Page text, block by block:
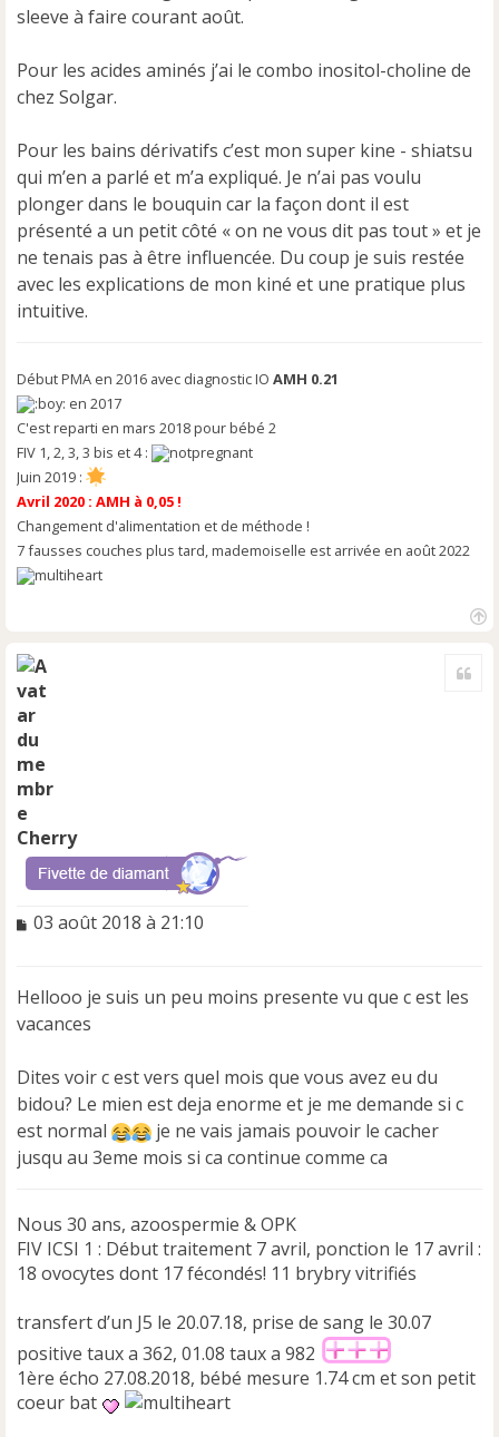
sleeve à faire courant août.
Pour les acides aminés j’ai le combo inositol-choline de
chez Solgar.
Pour les bains dérivatifs c’est mon super kine - shiatsu
qui m’en a parlé et m’a expliqué. Je n’ai pas voulu
plonger dans le bouquin car la façon dont il est
présenté a un petit côté « on ne vous dit pas tout » et je
ne tenais pas à être influencée. Du coup je suis restée
avec les explications de mon kiné et une pratique plus
intuitive.
Début PMA en 2016 avec diagnostic IO AMH 0.21
en 2017
C'est reparti en mars 2018 pour bébé 2
FIV 1, 2, 3, 3 bis et 4 :
Juin 2019 :
Avril 2020 : AMH à 0,05 !
Changement d'alimentation et de méthode !
7 fausses couches plus tard, mademoiselle est arrivée en août 2022
Cherry
M
a
g
n
o
n
l
u
03 août 2018 à 21:10
Hellooo je suis un peu moins presente vu que c est les
vacances
Dites voir c est vers quel mois que vous avez eu du
bidou? Le mien est deja enorme et je me demande si c
est normal
je ne vais jamais pouvoir le cacher
jusqu au 3eme mois si ca continue comme ca
Nous 30 ans, azoospermie & OPK
FIV ICSI 1 : Début traitement 7 avril, ponction le 17 avril :
18 ovocytes dont 17 fécondés! 11 brybry vitrifiés
transfert d’un J5 le 20.07.18, prise de sang le 30.07
positive taux a 362, 01.08 taux a 982
1ère écho 27.08.2018, bébé mesure 1.74 cm et son petit
coeur bat